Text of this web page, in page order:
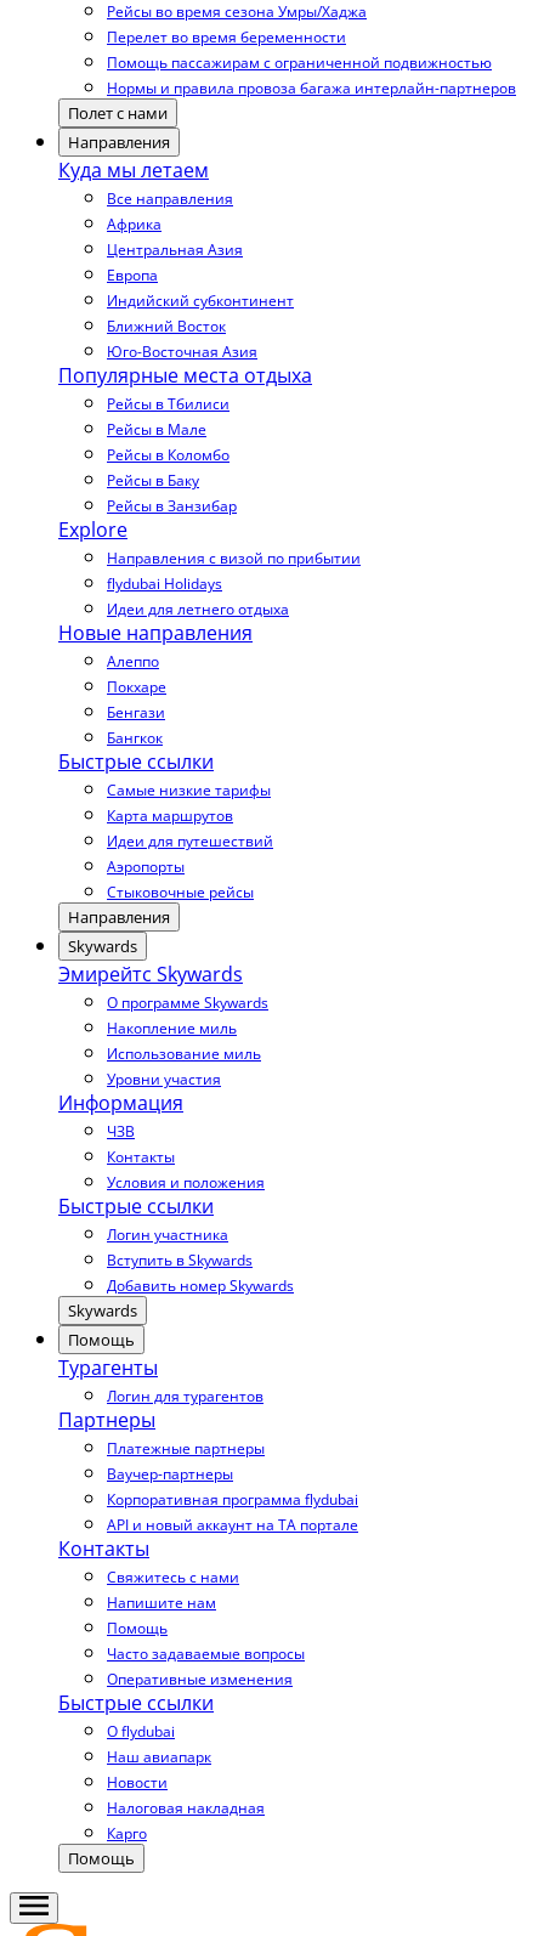
Рейсы во время сезона Умры/Хаджа
Перелет во время беременности
Помощь пассажирам с ограниченной подвижностью
Нормы и правила провоза багажа интерлайн-партнеров
Полет с нами
Направления
Куда мы летаем
Все направления
Африка
Центральная Азия
Европа
Индийский субконтинент
Ближний Восток
Юго-Восточная Азия
Популярные места отдыха
Рейсы в Тбилиси
Рейсы в Мале
Рейсы в Коломбо
Рейсы в Баку
Рейсы в Занзибар
Explore
Направления с визой по прибытии
flydubai Holidays
Идеи для летнего отдыха
Новые направления
Алеппо
Покхаре
Бенгази
Бангкок
Быстрые ссылки
Самые низкие тарифы
Карта маршрутов
Идеи для путешествий
Аэропорты
Стыковочные рейсы
Направления
Skywards
Эмирейтс Skywards
О программе Skywards
Накопление миль
Использование миль
Уровни участия
Информация
ЧЗВ
Контакты
Условия и положения
Быстрые ссылки
Логин участника
Вступить в Skywards
Добавить номер Skywards
Skywards
Помощь
Турагенты
Логин для турагентов
Партнеры
Платежные партнеры
Ваучер-партнеры
Корпоративная программа flydubai
API и новый аккаунт на TA портале
Контакты
Свяжитесь с нами
Напишите нам
Помощь
Часто задаваемые вопросы
Оперативные изменения
Быстрые ссылки
О flydubai
Наш авиапарк
Новости
Налоговая накладная
Карго
Помощь